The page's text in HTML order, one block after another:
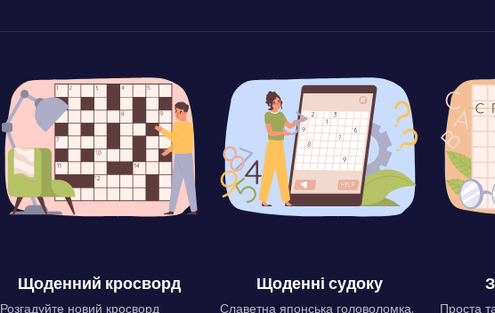
Щоденний кросворд
Розгадуйте новий кросворд
Щоденні судоку
Славетна японська головоломка. Проста